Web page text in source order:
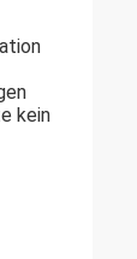
kein